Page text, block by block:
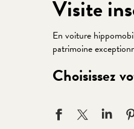
Visite
En voiture
patrimoine
Choisissez